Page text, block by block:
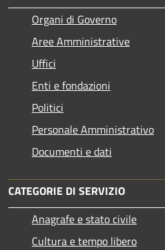
Organi di Governo
Aree Amministrative
Uffici
Enti e fondazioni
Politici
Personale Amministrativo
Documenti e dati
CATEGORIE DI SERVIZIO
Anagrafe e stato civile
Cultura e tempo libero